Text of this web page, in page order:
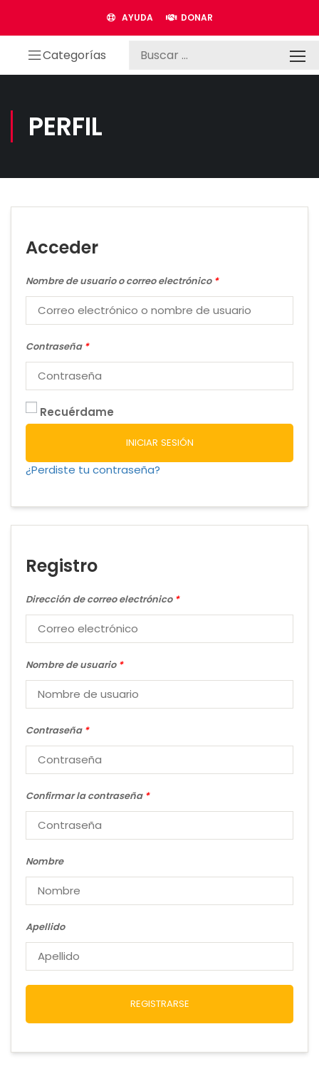
AYUDA DONAR
Categorías
PERFIL
Acceder
Nombre de usuario o correo electrónico *
Contraseña *
Recuérdame
INICIAR SESIÓN
¿Perdiste tu contraseña?
Registro
Dirección de correo electrónico *
Nombre de usuario *
Contraseña *
Confirmar la contraseña *
Nombre
Apellido
REGISTRARSE